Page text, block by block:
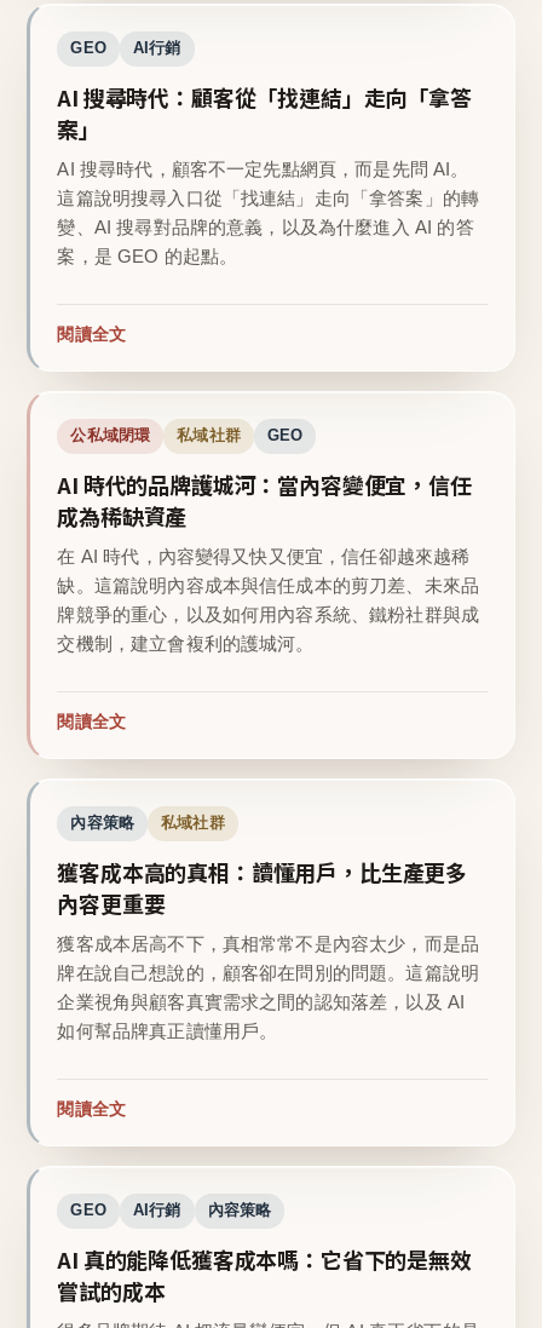
GEO AI行銷
AI 搜尋時代：顧客從「找連結」走向「拿答
案」
AI 搜尋時代，顧客不一定先點網頁，而是先問 AI。
這篇說明搜尋入口從「找連結」走向「拿答案」的轉
變、AI 搜尋對品牌的意義，以及為什麼進入 AI 的答
案，是 GEO 的起點。
閱讀全文
公私域閉環 私域社群 GEO
AI 時代的品牌護城河：當內容變便宜，信任
成為稀缺資產
在 AI 時代，內容變得又快又便宜，信任卻越來越稀
缺。這篇說明內容成本與信任成本的剪刀差、未來品
牌競爭的重心，以及如何用內容系統、鐵粉社群與成
交機制，建立會複利的護城河。
閱讀全文
內容策略 私域社群
獲客成本高的真相：讀懂用戶，比生產更多
內容更重要
獲客成本居高不下，真相常常不是內容太少，而是品
牌在說自己想說的，顧客卻在問別的問題。這篇說明
企業視角與顧客真實需求之間的認知落差，以及 AI
如何幫品牌真正讀懂用戶。
閱讀全文
GEO AI行銷 內容策略
AI 真的能降低獲客成本嗎：它省下的是無效
嘗試的成本